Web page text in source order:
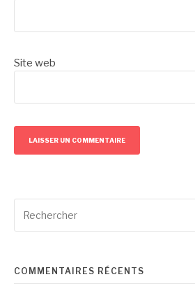
Site web
pour
COMMENTAIRES RÉCENTS